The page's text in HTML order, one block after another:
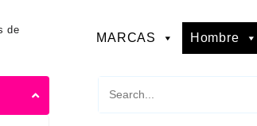
MARCAS Hombre